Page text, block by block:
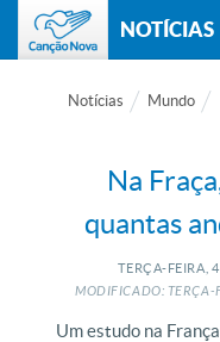
NOTÍCIAS
Notícias Mundo
Na
quantas
TERÇA-FEIRA, 4
MODIFICADO: TERÇA-
Um estudo na